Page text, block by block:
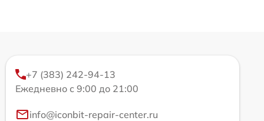
+7 (383) 242-94-13
Ежедневно с 9:00 до 21:00
info@iconbit-repair-center.ru